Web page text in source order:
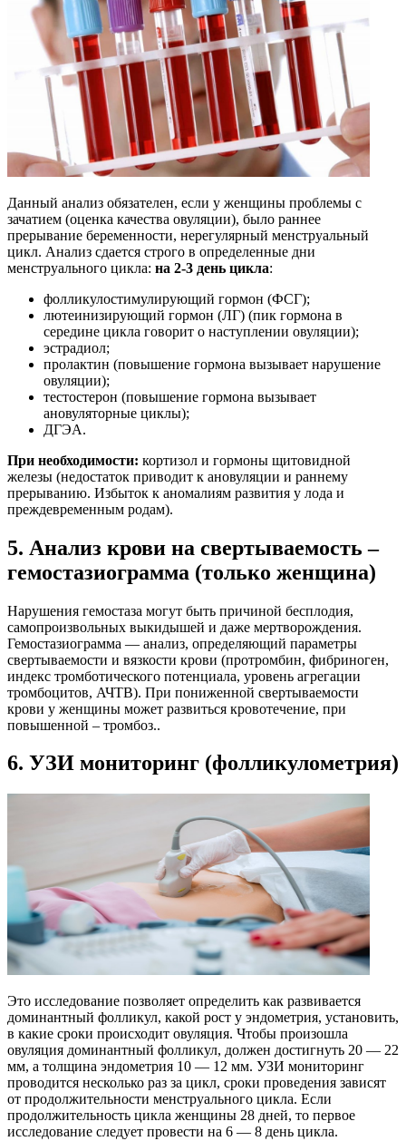
Данный анализ обязателен, если у женщины проблемы с
зачатием (оценка качества овуляции), было раннее
прерывание беременности, нерегулярный менструальный
цикл. Анализ сдается строго в определенные дни
менструального цикла: на 2-3 день цикла:
фолликулостимулирующий гормон (ФСГ);
лютеинизирующий гормон (ЛГ) (пик гормона в
середине цикла говорит о наступлении овуляции);
эстрадиол;
пролактин (повышение гормона вызывает нарушение
овуляции);
тестостерон (повышение гормона вызывает
ановуляторные циклы);
ДГЭА.
При необходимости: кортизол и гормоны щитовидной
железы (недостаток приводит к ановуляции и раннему
прерыванию. Избыток к аномалиям развития у лода и
преждевременным родам).
5. Анализ крови на свертываемость –
гемостазиограмма (только женщина)
Нарушения гемостаза могут быть причиной бесплодия,
самопроизвольных выкидышей и даже мертворождения.
Гемостазиограмма — анализ, определяющий параметры
свертываемости и вязкости крови (протромбин, фибриноген,
индекс тромботического потенциала, уровень агрегации
тромбоцитов, АЧТВ). При пониженной свертываемости
крови у женщины может развиться кровотечение, при
повышенной – тромбоз..
6. УЗИ мониторинг (фолликулометрия)
Это исследование позволяет определить как развивается
доминантный фолликул, какой рост у эндометрия, установить,
в какие сроки происходит овуляция. Чтобы произошла
овуляция доминантный фолликул, должен достигнуть 20 — 22
мм, а толщина эндометрия 10 — 12 мм. УЗИ мониторинг
проводится несколько раз за цикл, сроки проведения зависят
от продолжительности менструального цикла. Если
продолжительность цикла женщины 28 дней, то первое
исследование следует провести на 6 — 8 день цикла.